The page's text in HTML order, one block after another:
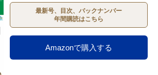
最新号、目次、バックナンバー
年間購読はこちら
Amazonで購入する